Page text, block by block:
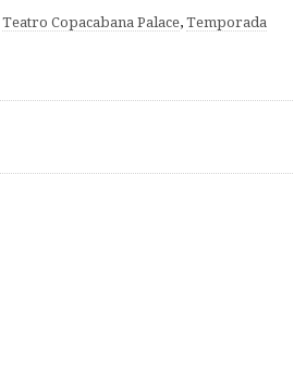
Teatro Copacabana Palace, Temporada